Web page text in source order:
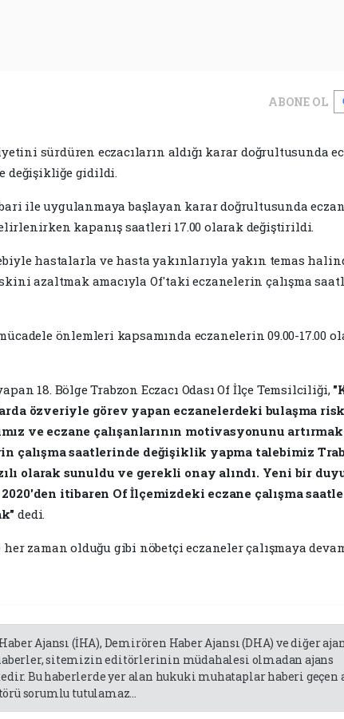
ABONE OL
sürdüren eczacıların aldığı karar doğrultusunda
değişikliğe gidildi.
ile uygulanmaya başlayan karar doğrultusunda
kapanış saatleri 17.00 olarak değiştirildi.
hastalarla ve hasta yakınlarıyla yakın temas
azaltmak amacıyla Of'taki eczanelerin çalışma
önlemleri kapsamında eczanelerin 09.00-17.00
18. Bölge Trabzon Eczacı Odası Of İlçe Temsilciliği,
özveriyle görev yapan eczanelerdeki bulaşma
ve eczane çalışanlarının motivasyonunu
çalışma saatlerinde değişiklik yapma talebimiz
olarak sunuldu ve gerekli onay alındı. Yeni bir
itibaren Of İlçemizdeki eczane çalışma
dedi.
zaman olduğu gibi nöbetçi eczaneler çalışmaya
Ajansı (İHA), Demirören Haber Ajansı (DHA) ve diğer
sitemizin editörlerinin müdahalesi olmadan ajans
Bu haberlerde yer alan hukuki muhataplar haberi geçen
sorumlu tutulamaz...